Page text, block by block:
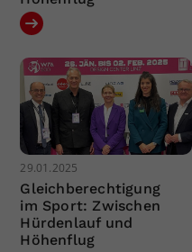
29.01.2025
Gleichberechtigung
im Sport: Zwischen
Hürdenlauf und
Höhenflug